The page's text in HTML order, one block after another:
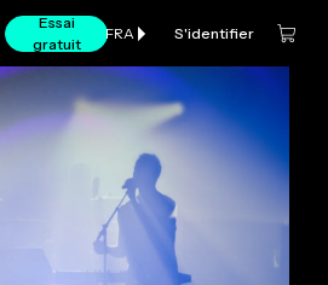
Essai
gratuit
FRA S'identifier